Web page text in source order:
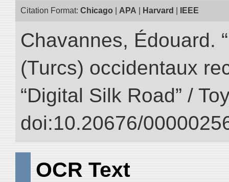
Citation Format: Chicago APA Harvard IEEE
Chavannes, Édouard.
(Turcs) occidentaux
“Digital Silk Road” /
doi:10.20676/
OCR Text